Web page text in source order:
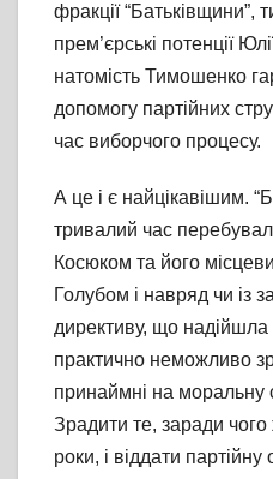
фракції
прем’єрські потенції
натомість Тимошенко
допомогу партійних
час виборчого процесу.
А це і є найцікавішим.
тривалий час
Косюком та його
Голубом і навряд чи із
директиву, що надійшла
практично неможливо
принаймні на моральну
Зрадити те, заради
роки, і віддати партійну